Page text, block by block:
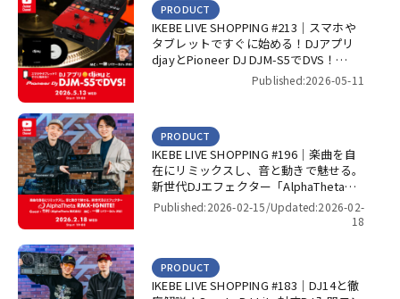
IKEBE LIVE SHOPPING #213｜スマホや
タブレットですぐに始める！DJアプリ
djayとPioneer DJ DJM-S5でDVS！
【presented by パワーDJ’s 渋谷】
PRODUCT
Published:2026-05-11
IKEBE LIVE SHOPPING #196｜楽曲を自
在にリミックスし、音と動きで魅せる。
新世代DJエフェクター「AlphaTheta
RMX-IGNITE」！【presented by パワー
PRODUCT
Published:2026-02-15/Updated:2026-02-
18
IKEBE LIVE SHOPPING #183｜DJ14と徹
PRODUCT